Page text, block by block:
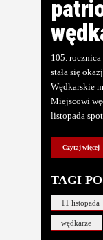
105.
stała się
Wędkarskie
Miejscowi
listopada
Czytaj więcej
TAGI
11 listopada
wędkarze